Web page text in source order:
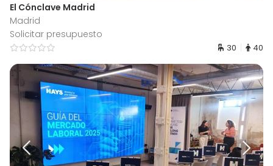
El Cónclave Madrid
Madrid
Solicitar presupuesto
30 40